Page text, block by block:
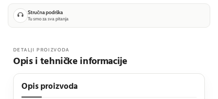
Stručna podrška
Tu smo za sva pitanja
DETALJI PROIZVODA
Opis i tehničke informacije
Opis proizvoda